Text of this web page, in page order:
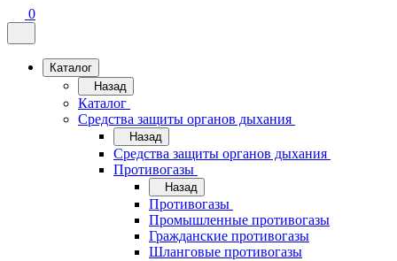
0
Каталог
Назад
Каталог
Средства защиты органов дыхания
Назад
Средства защиты органов дыхания
Противогазы
Назад
Противогазы
Промышленные противогазы
Гражданские противогазы
Шланговые противогазы